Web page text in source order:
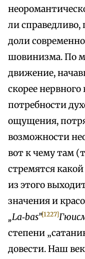
ли справедливо,
доли
шовинизма. По
движение,
скорее
потребности
ощущения,
возможности
вот к чему там
стремятся
из этого
значения и
„La‑bas”[1227]
степени
довести. Наш